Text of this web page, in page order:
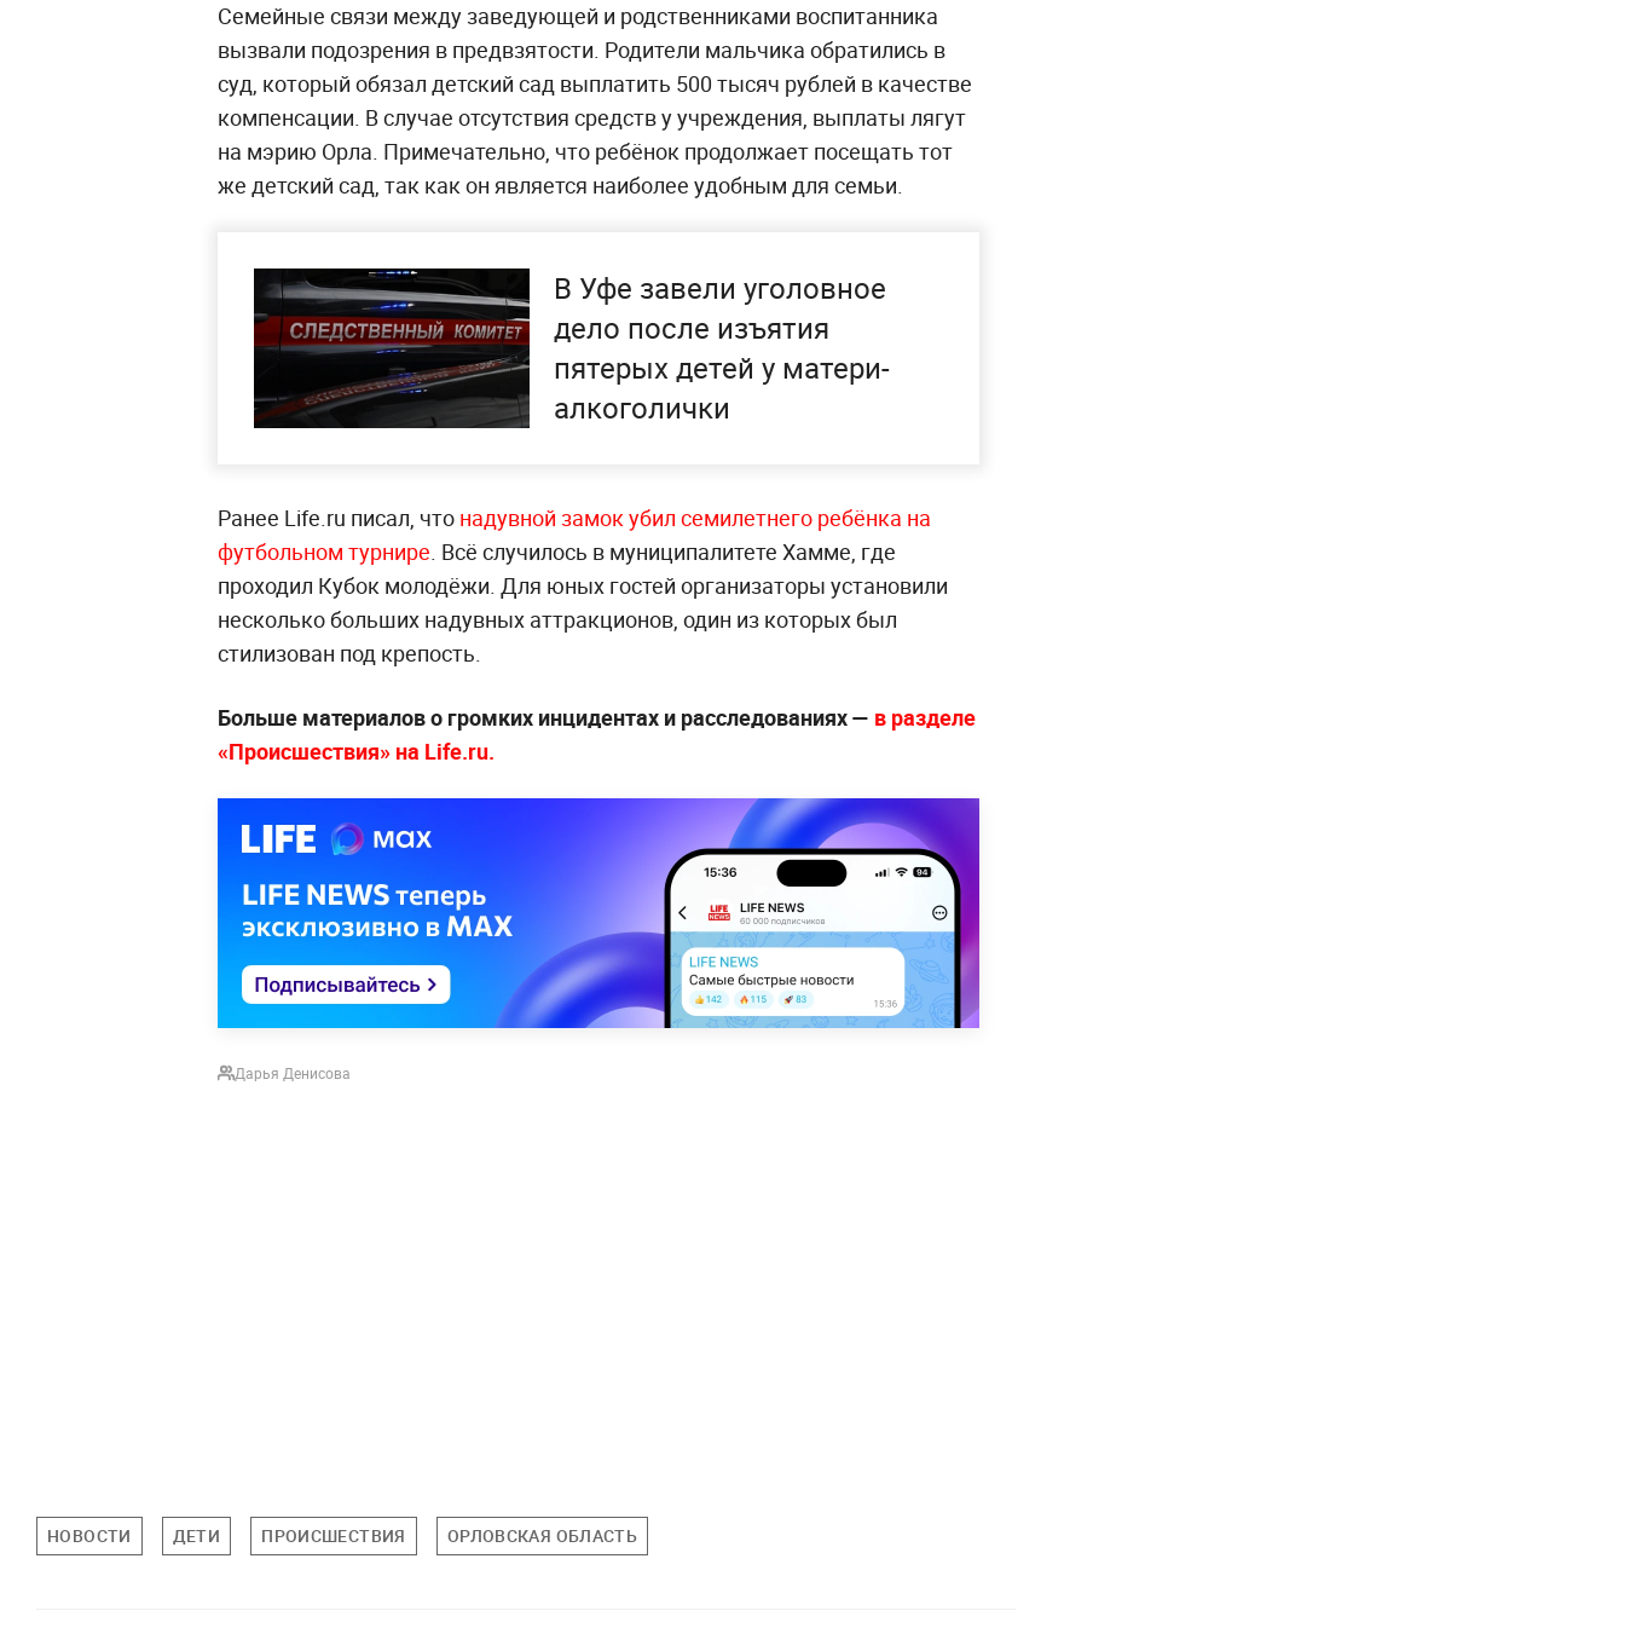
Семейные связи между заведующей и родственниками воспитанника
вызвали подозрения в предвзятости. Родители мальчика обратились в
суд, который обязал детский сад выплатить 500 тысяч рублей в качестве
компенсации. В случае отсутствия средств у учреждения, выплаты лягут
на мэрию Орла. Примечательно, что ребёнок продолжает посещать тот
же детский сад, так как он является наиболее удобным для семьи.
В Уфе завели уголовное
дело после изъятия
пятерых детей у матери-
алкоголички
Ранее Life.ru писал, что надувной замок убил семилетнего ребёнка на
футбольном турнире. Всё случилось в муниципалитете Хамме, где
проходил Кубок молодёжи. Для юных гостей организаторы установили
несколько больших надувных аттракционов, один из которых был
стилизован под крепость.
Больше материалов о громких инцидентах и расследованиях — в разделе
«Происшествия» на Life.ru.
Дарья Денисова
НОВОСТИ ДЕТИ ПРОИСШЕСТВИЯ ОРЛОВСКАЯ ОБЛАСТЬ